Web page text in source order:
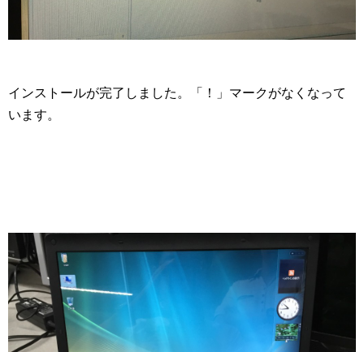
インストールが完了しました。「！」マークがなくなって
います。